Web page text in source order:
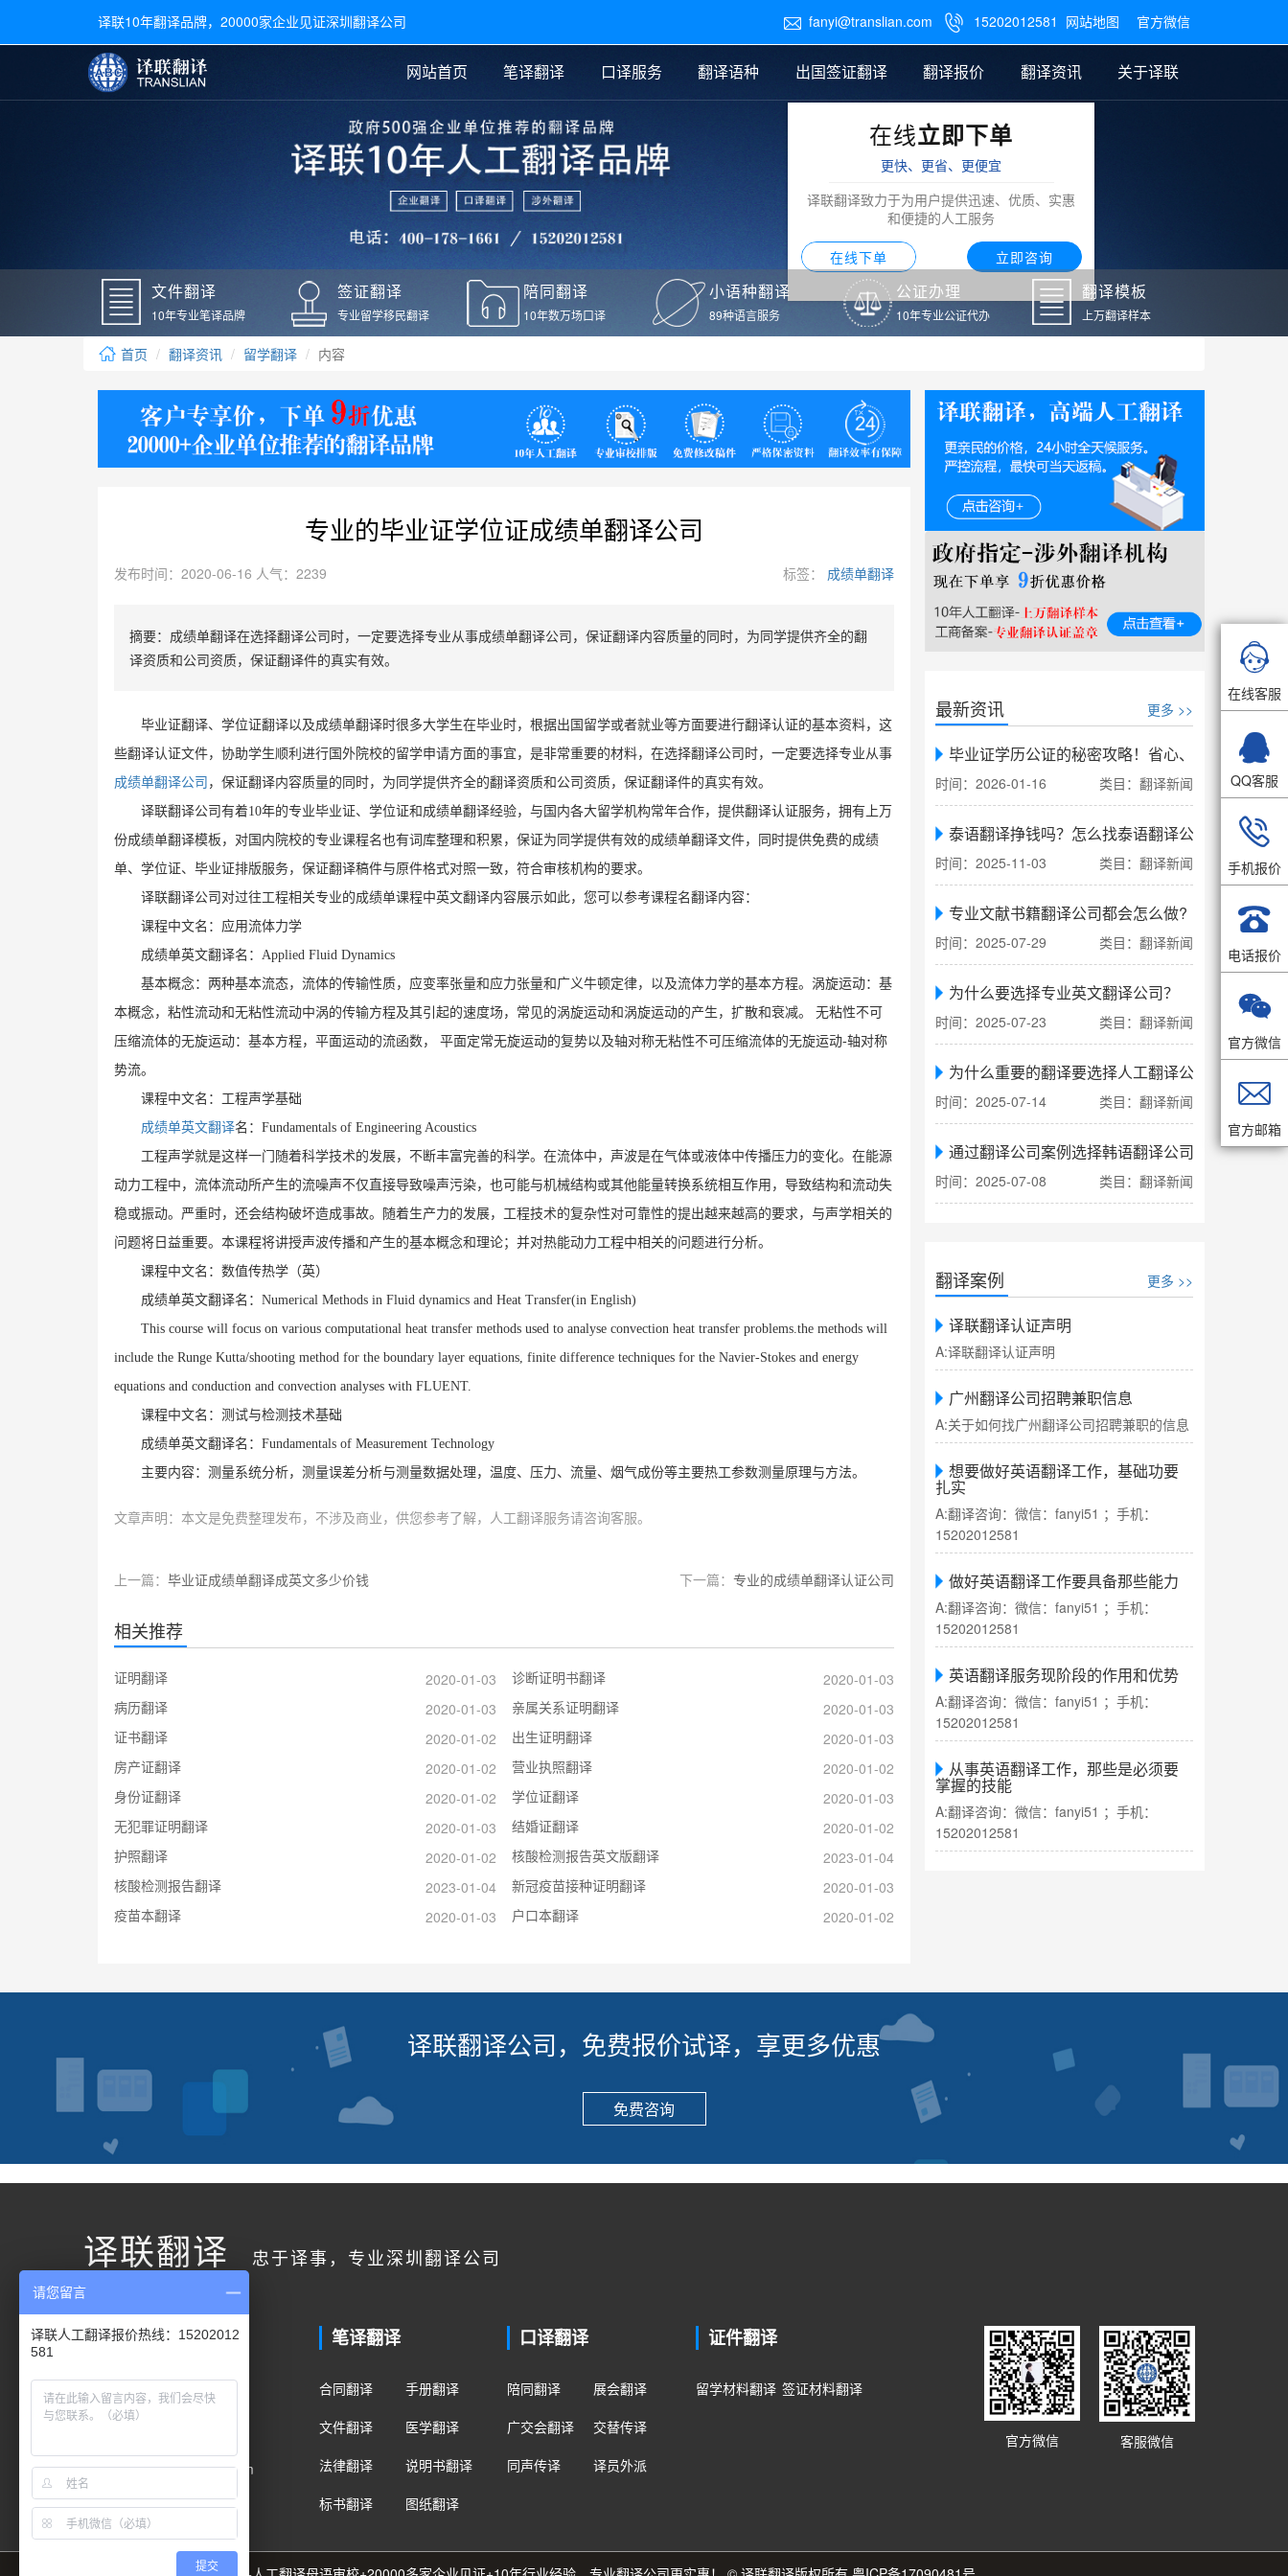
译联10年翻译品牌，20000家企业见证深圳翻译公司  fanyi@translian.com  15202012581 网站地图 官方微信
网站首页 笔译翻译
文件翻译 医学翻译 法律翻译 说明书翻译 图纸翻译
口译服务
广交会翻译 交替传译 同声传译
翻译语种
常用语种翻译
日语翻译
德语翻译
老挝语翻译 泰语翻译
葡萄牙语翻译
出国签证翻译
毕业证翻译
户口本翻译
学位证翻译
身份证翻译
签证材料翻译
银行流水翻译
驾照翻译
疫苗本翻译
新冠疫苗接种证明翻译
核酸检测报告英文版翻
译
翻译报价
笔译翻译报价
证件翻译报价
翻译资讯
公证样本
签证翻译
口译新闻
翻译新闻
关于译联
在线立即下单
更快、更省、更便宜
译联翻译致力于为用户提供迅速、优质、实惠
和便捷的人工服务
在线下单 立即咨询
文件翻译
10年专业笔译品牌
签证翻译
专业留学移民翻译
陪同翻译
10年数万场口译
小语种翻译
89种语言服务
公证办理
10年专业公证代办
翻译模板
上万翻译样本
首页 翻译资讯 留学翻译 内容
专业的毕业证学位证成绩单翻译公司
发布时间：2020-06-16 人气：2239 标签： 成绩单翻译
摘要：成绩单翻译在选择翻译公司时，一定要选择专业从事成绩单翻译公司，保证翻译内容质量的同时，为同学提供齐全的翻
译资质和公司资质，保证翻译件的真实有效。
毕业证翻译、学位证翻译以及成绩单翻译时很多大学生在毕业时，根据出国留学或者就业等方面要进行翻译认证的基本资料，这
些翻译认证文件，协助学生顺利进行国外院校的留学申请方面的事宜，是非常重要的材料，在选择翻译公司时，一定要选择专业从事
成绩单翻译公司 ，保证翻译内容质量的同时，为同学提供齐全的翻译资质和公司资质，保证翻译件的真实有效。
译联翻译公司有着10年的专业毕业证、学位证和成绩单翻译经验，与国内各大留学机构常年合作，提供翻译认证服务，拥有上万
份成绩单翻译模板，对国内院校的专业课程名也有词库整理和积累，保证为同学提供有效的成绩单翻译文件，同时提供免费的成绩
单、学位证、毕业证排版服务，保证翻译稿件与原件格式对照一致，符合审核机构的要求。
译联翻译公司对过往工程相关专业的成绩单课程中英文翻译内容展示如此，您可以参考课程名翻译内容：
课程中文名：应用流体力学
成绩单英文翻译名：Applied Fluid Dynamics
基本概念：两种基本流态，流体的传输性质，应变率张量和应力张量和广义牛顿定律，以及流体力学的基本方程。涡旋运动：基
本概念，粘性流动和无粘性流动中涡的传输方程及其引起的速度场，常见的涡旋运动和涡旋运动的产生，扩散和衰减。 无粘性不可
压缩流体的无旋运动：基本方程，平面运动的流函数， 平面定常无旋运动的复势以及轴对称无粘性不可压缩流体的无旋运动-轴对称
势流。
课程中文名：工程声学基础
成绩单英文翻译名：Fundamentals of Engineering Acoustics
工程声学就是这样一门随着科学技术的发展，不断丰富完善的科学。在流体中，声波是在气体或液体中传播压力的变化。在能源
动力工程中，流体流动所产生的流噪声不仅直接导致噪声污染，也可能与机械结构或其他能量转换系统相互作用，导致结构和流动失
稳或振动。严重时，还会结构破坏造成事故。随着生产力的发展，工程技术的复杂性对可靠性的提出越来越高的要求，与声学相关的
问题将日益重要。本课程将讲授声波传播和产生的基本概念和理论；并对热能动力工程中相关的问题进行分析。
课程中文名：数值传热学（英）
成绩单英文翻译名：Numerical Methods in Fluid dynamics and Heat Transfer(in English)
This course will focus on various computational heat transfer methods used to analyse convection heat transfer problems.the methods will
include the Runge Kutta/shooting method for the boundary layer equations, finite difference techniques for the Navier-Stokes and energy
equations and conduction and convection analyses with FLUENT.
课程中文名：测试与检测技术基础
成绩单英文翻译名：Fundamentals of Measurement Technology
主要内容：测量系统分析，测量误差分析与测量数据处理，温度、压力、流量、烟气成份等主要热工参数测量原理与方法。
文章声明：本文是免费整理发布，不涉及商业，供您参考了解，人工翻译服务请咨询客服。
上一篇： 毕业证成绩单翻译成英文多少价钱 下一篇： 专业的成绩单翻译认证公司
相关推荐
证明翻译 2020-01-03 诊断证明书翻译
2020-01-03
病历翻译
2020-01-03 亲属关系证明翻译
2020-01-03
证书翻译
2020-01-02 出生证明翻译
2020-01-03
房产证翻译
2020-01-02 营业执照翻译
2020-01-02
身份证翻译
2020-01-02 学位证翻译
2020-01-03
无犯罪证明翻译
2020-01-03 结婚证翻译
2020-01-02
护照翻译
2020-01-02 核酸检测报告英文版翻译
2023-01-04
核酸检测报告翻译
2023-01-04 新冠疫苗接种证明翻译
2020-01-03
疫苗本翻译
2020-01-03 户口本翻译 2020-01-02
最新资讯 更多 >>
毕业证学历公证的秘密攻略！省心、省力、省时
时间：2026-01-16 类目：翻译新闻
泰语翻译挣钱吗？怎么找泰语翻译公司翻译
时间：2025-11-03 类目：翻译新闻
专业文献书籍翻译公司都会怎么做?
时间：2025-07-29 类目：翻译新闻
为什么要选择专业英文翻译公司？
时间：2025-07-23 类目：翻译新闻
为什么重要的翻译要选择人工翻译公司
时间：2025-07-14 类目：翻译新闻
通过翻译公司案例选择韩语翻译公司
时间：2025-07-08 类目：翻译新闻
翻译案例 更多 >>
译联翻译认证声明
A:译联翻译认证声明
广州翻译公司招聘兼职信息
A:关于如何找广州翻译公司招聘兼职的信息
想要做好英语翻译工作，基础功要
扎实
A:翻译咨询：微信：fanyi51 ；手机：
15202012581
做好英语翻译工作要具备那些能力
A:翻译咨询：微信：fanyi51 ；手机：
15202012581
英语翻译服务现阶段的作用和优势
A:翻译咨询：微信：fanyi51 ；手机：
15202012581
从事英语翻译工作，那些是必须要
掌握的技能
A:翻译咨询：微信：fanyi51 ；手机：
15202012581
译联翻译公司，免费报价试译，享更多优惠
免费咨询
译联翻译 忠于译事，专业深圳翻译公司
联系我们
客户服务
400电话：400-178-1661
Email：fanyi@translian.com
笔译翻译
合同翻译
手册翻译
文件翻译
医学翻译
法律翻译
说明书翻译
标书翻译
图纸翻译
口译翻译
陪同翻译
展会翻译
广交会翻译
交替传译
同声传译
译员外派
证件翻译
留学材料翻译 签证材料翻译
客服微信
官方微信

在线客服

QQ客服

手机报价

电话报价

官方微信

官方邮箱
请您留言
译联人工翻译报价热线：15202012
581
提交